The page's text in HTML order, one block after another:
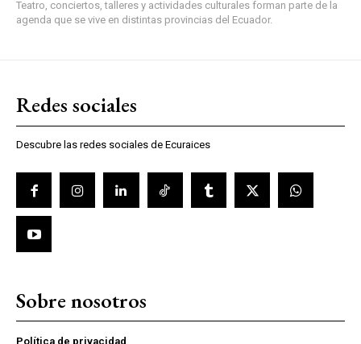
Teatro, conciertos, talleres y actividades culturales forman parte de la
agenda que se vive en distintas provincias del Ecuador.
Redes sociales
Descubre las redes sociales de Ecuraices
Sobre nosotros
Política de privacidad